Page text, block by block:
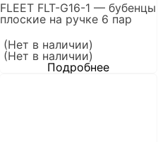
FLEET FLT-G16-1 — бубенцы
плоские на ручке 6 пар
(Нет в наличии)
(Нет в наличии)
Подробнее